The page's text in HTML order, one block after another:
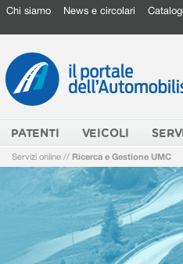
Chi siamo News e circolari
PATENTI VEICOLI
Servizi online // Ricerca e Gestione UMC